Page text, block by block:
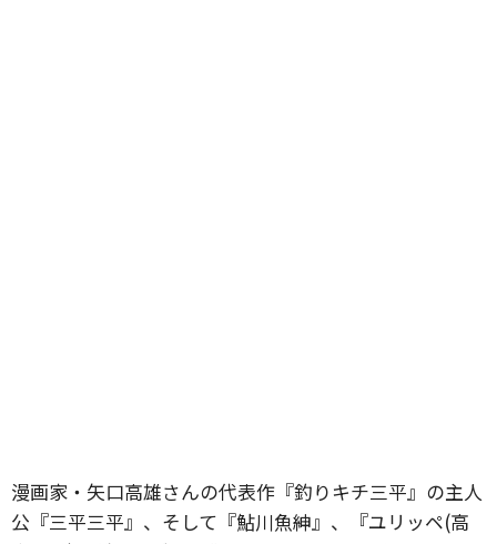
漫画家・矢口高雄さんの代表作『釣りキチ三平』の主人
公『三平三平』、そして『鮎川魚紳』、『ユリッペ(高